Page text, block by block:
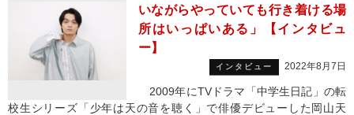
いながらやっていても行き着ける場
所はいっぱいある」【インタビュ
ー】
インタビュー 2022年8月7日
2009年にTVドラマ「中学生日記」の転
校生シリーズ「少年は天の音を聴く」で俳優デビューした岡山天